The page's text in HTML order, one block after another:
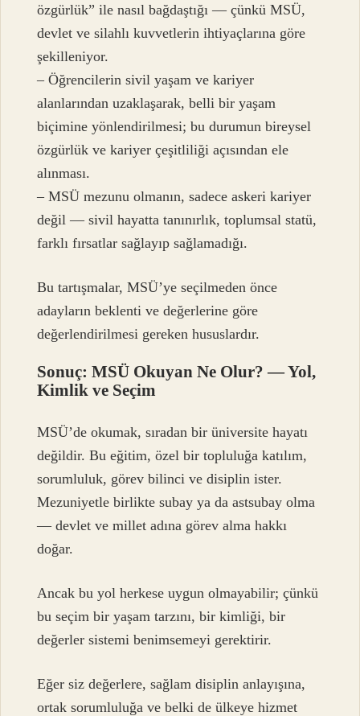
özgürlük” ile nasıl bağdaştığı — çünkü MSÜ,
devlet ve silahlı kuvvetlerin ihtiyaçlarına göre
şekilleniyor.
– Öğrencilerin sivil yaşam ve kariyer
alanlarından uzaklaşarak, belli bir yaşam
biçimine yönlendirilmesi; bu durumun bireysel
özgürlük ve kariyer çeşitliliği açısından ele
alınması.
– MSÜ mezunu olmanın, sadece askeri kariyer
değil — sivil hayatta tanınırlık, toplumsal statü,
farklı fırsatlar sağlayıp sağlamadığı.
Bu tartışmalar, MSÜ’ye seçilmeden önce
adayların beklenti ve değerlerine göre
değerlendirilmesi gereken hususlardır.
Sonuç: MSÜ Okuyan Ne Olur? — Yol,
Kimlik ve Seçim
MSÜ’de okumak, sıradan bir üniversite hayatı
değildir. Bu eğitim, özel bir topluluğa katılım,
sorumluluk, görev bilinci ve disiplin ister.
Mezuniyetle birlikte subay ya da astsubay olma
— devlet ve millet adına görev alma hakkı
doğar.
Ancak bu yol herkese uygun olmayabilir; çünkü
bu seçim bir yaşam tarzını, bir kimliği, bir
değerler sistemi benimsemeyi gerektirir.
Eğer siz değerlere, sağlam disiplin anlayışına,
ortak sorumluluğa ve belki de ülkeye hizmet